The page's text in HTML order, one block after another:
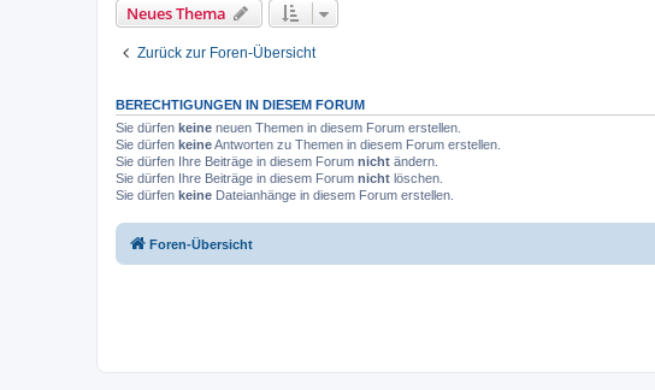
Neues Thema
Zurück zur Foren-Übersicht
BERECHTIGUNGEN IN DIESEM FORUM
Sie dürfen keine neuen Themen in diesem Forum erstellen.
Sie dürfen keineAntworten zu Themen in diesem Forum erstellen.
Sie dürfen Ihre Beiträge in diesem Forum nicht ändern.
Sie dürfen Ihre Beiträge in diesem Forum nicht löschen.
Sie dürfen keine Dateianhänge in diesem Forum erstellen.
Foren-Übersicht